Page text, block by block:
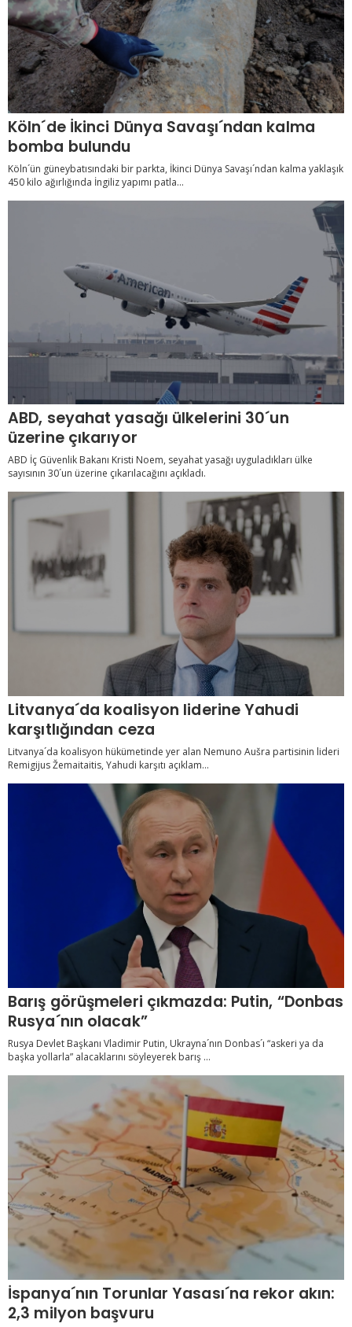
Köln´de İkinci Dünya Savaşı´ndan kalma
bomba bulundu
Köln´ün güneybatısındaki bir parkta, İkinci Dünya Savaşı´ndan kalma yaklaşık
450 kilo ağırlığında İngiliz yapımı patla...
ABD, seyahat yasağı ülkelerini 30´un
üzerine çıkarıyor
ABD İç Güvenlik Bakanı Kristi Noem, seyahat yasağı uyguladıkları ülke
sayısının 30´un üzerine çıkarılacağını açıkladı.
Litvanya´da koalisyon liderine Yahudi
karşıtlığından ceza
Litvanya´da koalisyon hükümetinde yer alan Nemuno Aušra partisinin lideri
Remigijus Žemaitaitis, Yahudi karşıtı açıklam...
Barış görüşmeleri çıkmazda: Putin, “Donbas
Rusya´nın olacak”
Rusya Devlet Başkanı Vladimir Putin, Ukrayna´nın Donbas´ı “askeri ya da
başka yollarla” alacaklarını söyleyerek barış ...
İspanya´nın Torunlar Yasası´na rekor akın:
2,3 milyon başvuru